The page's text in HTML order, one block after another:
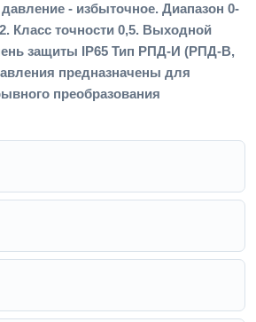
- избыточное. Диапазон 0-
Класс точности 0,5. Выходной
защиты IP65 Тип РПД-И (РПД-В,
предназначены для
преобразования